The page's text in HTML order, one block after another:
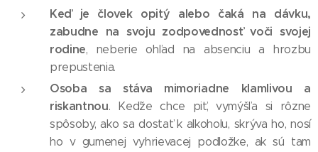
Keď je človek opitý alebo čaká na dávku,
zabudne na svoju zodpovednosť voči svojej
rodine, neberie ohľad na absenciu a hrozbu
prepustenia.
Osoba sa stáva mimoriadne klamlivou a
riskantnou. Keďže chce piť, vymýšľa si rôzne
spôsoby, ako sa dostať k alkoholu, skrýva ho, nosí
ho v gumenej vyhrievacej podložke, ak sú tam